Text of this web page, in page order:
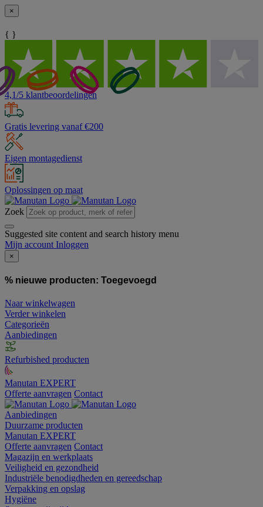
×
{ }
4,1/5 klantbeoordelingen
Gratis levering vanaf €200
Eigen montagedienst
Oplossingen op maat
Zoek
Suggested site content and search history menu
Mijn account Inloggen
×
% nieuwe producten: Toegevoegd
Naar winkelwagen
Verder winkelen
Categorieën
Aanbiedingen
Refurbished producten
Manutan EXPERT
Offerte aanvragen Contact
Aanbiedingen
Duurzame producten
Manutan EXPERT
Offerte aanvragen Contact
Magazijn en werkplaats
Veiligheid en gezondheid
Industriële benodigdheden en gereedschap
Verpakking en opslag
Hygiëne